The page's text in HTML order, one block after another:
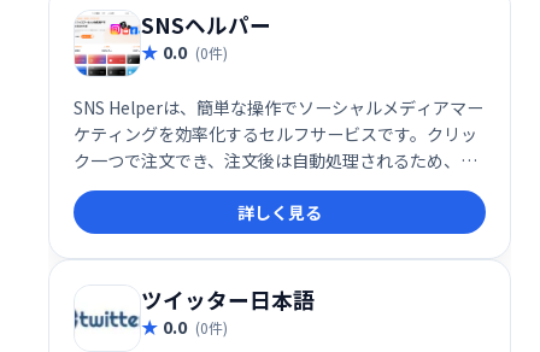
SNSヘルパー
0.0 (0件)
SNS Helperは、簡単な操作でソーシャルメディアマー
ケティングを効率化するセルフサービスです。クリッ
ク一つで注文でき、注文後は自動処理されるため、手
間なくマーケティング活動を進められます。手軽に始
められるソーシャルメディア戦略の強力な味方です。
詳しく見る
ツイッター日本語
0.0 (0件)